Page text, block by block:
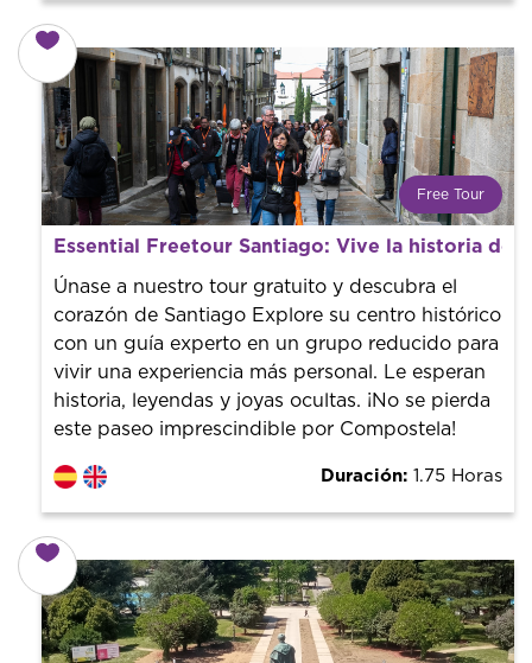
Free Tour
¿Qué es un FREE TOUR?
Tendencia mundial en rutas turísticas. Reserva sin coste
con un guía profesional. ¡El precio es libre! Por lo que al
finalizar la experiencia tú le pones el precio.
Essential Freetour Santiago: Vive la historia de
Únase a nuestro tour gratuito y descubra el
corazón de Santiago Explore su centro histórico
con un guía experto en un grupo reducido para
vivir una experiencia más personal. Le esperan
historia, leyendas y joyas ocultas. ¡No se pierda
este paseo imprescindible por Compostela!
Duración: 1.75 Horas